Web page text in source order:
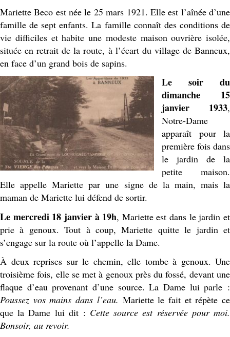
Mariette Beco est née le 25 mars 1921. Elle est l’aînée d’une
famille de sept enfants. La famille connaît des conditions de
vie difficiles et habite une modeste maison ouvrière isolée,
située en retrait de la route, à l’écart du village de Banneux,
en face d’un grand bois de sapins.
Le soir du
dimanche 15
janvier 1933,
Notre-Dame
apparaît pour la
première fois dans
le jardin de la
petite maison.
Elle appelle Mariette par une signe de la main, mais la
maman de Mariette lui défend de sortir.
Le mercredi 18 janvier à 19h, Mariette est dans le jardin et
prie à genoux. Tout à coup, Mariette quitte le jardin et
s’engage sur la route où l’appelle la Dame.
À deux reprises sur le chemin, elle tombe à genoux. Une
troisième fois, elle se met à genoux près du fossé, devant une
flaque d’eau provenant d’une source. La Dame lui parle :
Poussez vos mains dans l’eau. Mariette le fait et répète ce
que la Dame lui dit : Cette source est réservée pour moi.
Bonsoir, au revoir.